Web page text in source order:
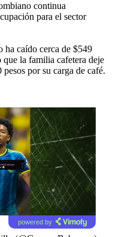
continua
para el sector
ha caído cerca de $549
la familia cafetera deje
por su carga de café.
powered by